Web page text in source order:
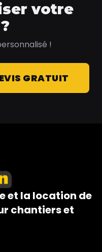
votre
!
GRATUIT
et la location de
chantiers et